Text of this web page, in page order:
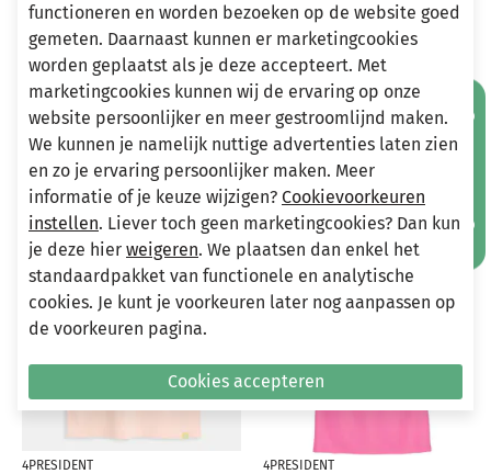
Stuur een e-mail
info@miniandmore.nl
Andere bekeken ook
Wellicht ook iets voor jou?
-70%
4PRESIDENT
-70%
4PRESIDENT
Mis geen aanbiedingen!
functioneren en worden bezoeken op de website goed
gemeten. Daarnaast kunnen er marketingcookies
worden geplaatst als je deze accepteert. Met
marketingcookies kunnen wij de ervaring op onze
website persoonlijker en meer gestroomlijnd maken.
We kunnen je namelijk nuttige advertenties laten zien
en zo je ervaring persoonlijker maken. Meer
informatie of je keuze wijzigen? Cookievoorkeuren
instellen. Liever toch geen marketingcookies? Dan kun
je deze hier weigeren. We plaatsen dan enkel het
standaardpakket van functionele en analytische
cookies. Je kunt je voorkeuren later nog aanpassen op
de voorkeuren pagina.
Cookies accepteren